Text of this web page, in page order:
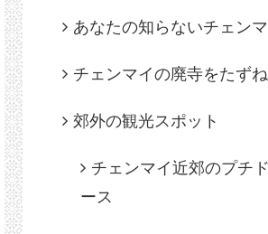
あなたの知らないチェン
チェンマイの廃寺をたず
郊外の観光スポット
チェンマイ近郊のプチ
ース